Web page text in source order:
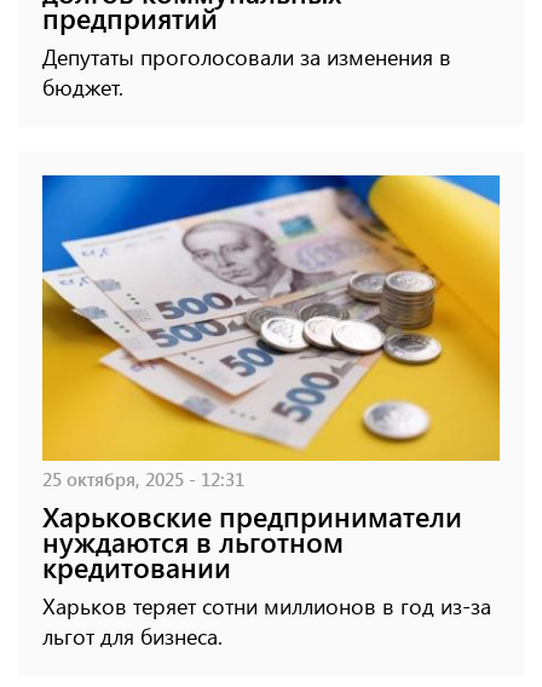
предприятий
Депутаты проголосовали за изменения в
бюджет.
25 октября, 2025 - 12:31
Харьковские предприниматели
нуждаются в льготном
кредитовании
Харьков теряет сотни миллионов в год из-за
льгот для бизнеса.